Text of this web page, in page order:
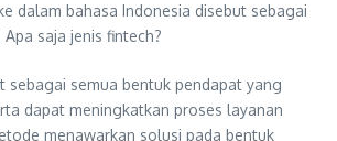
dalam bahasa Indonesia disebut sebagai
saja jenis fintech?
sebagai semua bentuk pendapat yang
dapat meningkatkan proses layanan
menawarkan solusi pada bentuk